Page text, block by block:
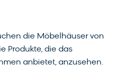
die Möbelhäuser von
Produkte, die das
anbietet, anzusehen.